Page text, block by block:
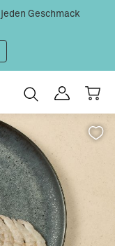
Geschmack